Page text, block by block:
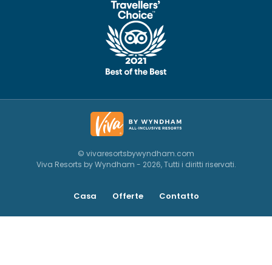
© vivaresortsbywyndham.com
Viva Resorts by Wyndham - 2026, Tutti i diritti riservati.
Casa Offerte Contatto